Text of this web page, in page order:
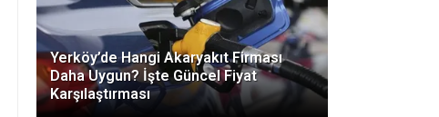
Yerköy’de Hangi Akaryakıt Firması
Daha Uygun? İşte Güncel Fiyat
Karşılaştırması